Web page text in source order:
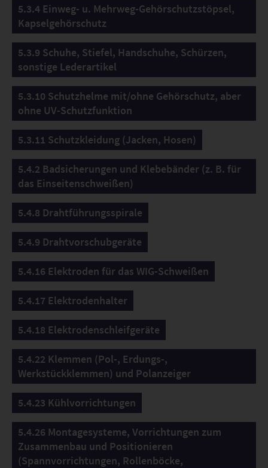
5.3.4 Einweg- u. Mehrweg-Gehörschutzstöpsel,
Kapselgehörschutz
5.3.9 Schuhe, Stiefel, Handschuhe, Schürzen,
sonstige Lederartikel
5.3.10 Schutzhelme mit/ohne Gehörschutz, aber
ohne UV-Schutzfunktion
5.3.11 Schutzkleidung (Jacken, Hosen)
5.4.2 Badsicherungen und Klebebänder (z. B. für
das Einseitenschweißen)
5.4.8 Drahtführungsspirale
5.4.9 Drahtvorschubgeräte
5.4.16 Elektroden für das WIG-Schweißen
5.4.17 Elektrodenhalter
5.4.18 Elektrodenschleifgeräte
5.4.22 Klemmen (Pol-, Erdungs-,
Werkstückklemmen) und Polanzeiger
5.4.23 Kühlvorrichtungen
5.4.26 Montagesysteme, Vorrichtungen zum
Zusammenbau und Positionieren
(Spannvorrichtungen, Rollenböcke,